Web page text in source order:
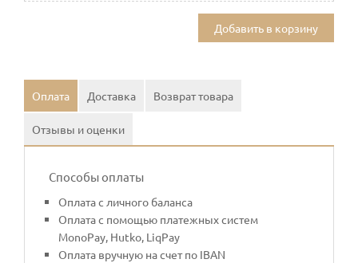
Добавить в корзину
Оплата Доставка Возврат товара
Отзывы и оценки
Способы оплаты
Оплата с личного баланса
Оплата с помощью платежных систем
MonoPay, Hutko, LiqPay
Оплата вручную на счет по IBAN